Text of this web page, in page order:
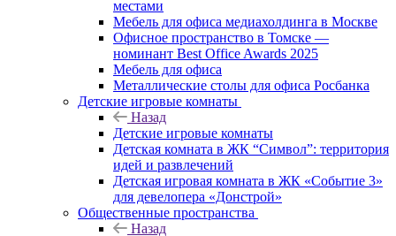
местами
Мебель для офиса медиахолдинга в Москве
Офисное пространство в Томске —
номинант Best Office Awards 2025
Мебель для офиса
Металлические столы для офиса Росбанка
Детские игровые комнаты
Назад
Детские игровые комнаты
Детская комната в ЖК “Символ”: территория
идей и развлечений
Детская игровая комната в ЖК «Событие 3»
для девелопера «Донстрой»
Общественные пространства
Назад